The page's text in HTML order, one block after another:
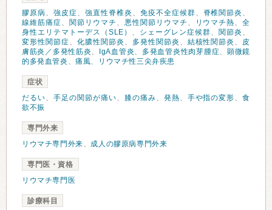
膠原病、 強皮症、 強直性脊椎炎 、 免疫不全症候群、 脊椎関節炎 、
線維筋痛症、 関節リウマチ 、 悪性関節リウマチ 、 リウマチ熱、全
身性エリテマトーデス（SLE） 、 シェーグレン症候群、 関節炎 、
変形性関節症、 化膿性関節炎 、 多発性関節炎 、 結核性関節炎 、 皮
膚筋炎／多発性筋炎、 IgA血管炎、 多発血管炎性肉芽腫症、 顕微鏡
的多発血管炎 、痛風、 リウマチ性三尖弁疾患
症状
だるい、 手足の関節が痛い、 膝の痛み、 発熱、 手や指の変形、食
欲不振
専門外来
リウマチ専門外来、 成人の膠原病専門外来
専門医・資格
リウマチ専門医
診療科目